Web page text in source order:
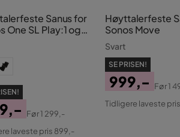
Sanus for
One SL Play:1 og
Før1 299,-
laveste pris 899,-
Høyttalerfeste
Sonos Move
Svart
SE PRISEN!
Pris
999,-
Original
Før1
Tidligere laveste